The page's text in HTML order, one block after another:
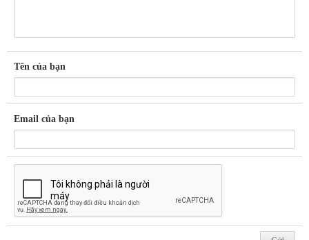
Tên của bạn
Email của bạn